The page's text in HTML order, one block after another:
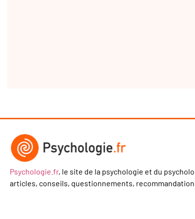
Psychologie.fr, le site de la psychologie et du
articles, conseils, questionnements,